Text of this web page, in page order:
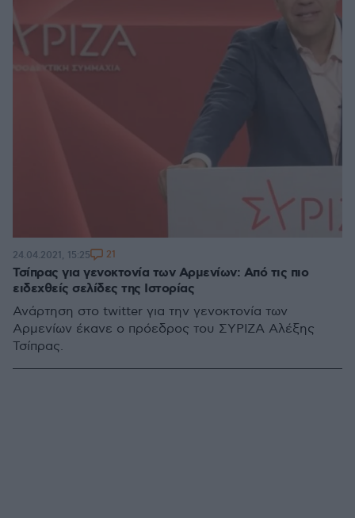
Τσίπρας για γενοκτονία των Αρμενίων: Από τις πιο
ειδεχθείς σελίδες της Ιστορίας
Ανάρτηση στο twitter για την γενοκτονία των
Αρμενίων έκανε ο πρόεδρος του ΣΥΡΙΖΑ Αλέξης
Τσίπρας.
24.04.2021, 15:25 21